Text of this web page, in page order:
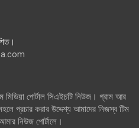
পোর্টাল সিএইচটি নিউজ। গ্রাম আর
প্রচার করার উদ্দেশ্য আমাদের নিজস্ব টিম
নিউজ পোর্টালে।